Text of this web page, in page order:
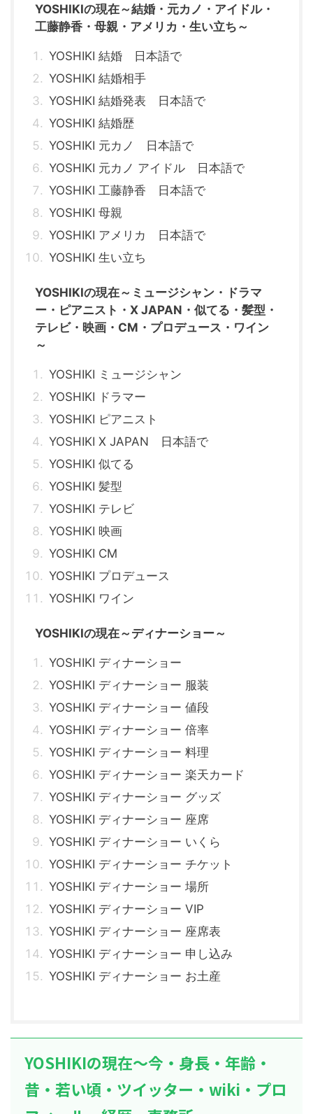
YOSHIKIの現在～結婚・元カノ・アイドル・
工藤静香・母親・アメリカ・生い立ち～
YOSHIKI 結婚 日本語で
YOSHIKI 結婚相手
YOSHIKI 結婚発表 日本語で
YOSHIKI 結婚歴
YOSHIKI 元カノ 日本語で
YOSHIKI 元カノ アイドル 日本語で
YOSHIKI 工藤静香 日本語で
YOSHIKI 母親
YOSHIKI アメリカ 日本語で
YOSHIKI 生い立ち
YOSHIKIの現在～ミュージシャン・ドラマ
ー・ピアニスト・X JAPAN・似てる・髪型・
テレビ・映画・CM・プロデュース・ワイン
～
YOSHIKI ミュージシャン
YOSHIKI ドラマー
YOSHIKI ピアニスト
YOSHIKI X JAPAN 日本語で
YOSHIKI 似てる
YOSHIKI 髪型
YOSHIKI テレビ
YOSHIKI 映画
YOSHIKI CM
YOSHIKI プロデュース
YOSHIKI ワイン
YOSHIKIの現在～ディナーショー～
YOSHIKI ディナーショー
YOSHIKI ディナーショー 服装
YOSHIKI ディナーショー 値段
YOSHIKI ディナーショー 倍率
YOSHIKI ディナーショー 料理
YOSHIKI ディナーショー 楽天カード
YOSHIKI ディナーショー グッズ
YOSHIKI ディナーショー 座席
YOSHIKI ディナーショー いくら
YOSHIKI ディナーショー チケット
YOSHIKI ディナーショー 場所
YOSHIKI ディナーショー VIP
YOSHIKI ディナーショー 座席表
YOSHIKI ディナーショー 申し込み
YOSHIKI ディナーショー お土産
YOSHIKIの現在～今・身長・年齢・
昔・若い頃・ツイッター・wiki・プロ